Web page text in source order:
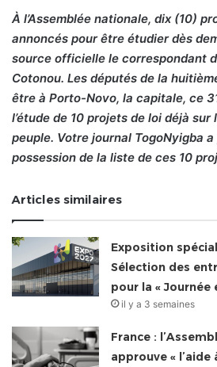
À l’Assemblée nationale, dix (10)
annoncés pour être étudier dès
source officielle le correspondant
Cotonou. Les députés de la
être à Porto-Novo, la capitale, ce
l’étude de 10 projets de loi déjà
peuple. Votre journal TogoNyigba
possession de la liste de ces 10
Articles similaires
Exposition
Sélection des
pour la « Journée
il y a 3 semaines
France :
approuve « l’aide